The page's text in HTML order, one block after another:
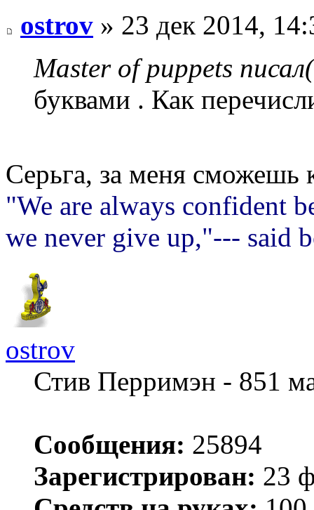
ostrov » 23 дек 2014,
Master of рuppets
буквами . Как
Серьга, за меня сможешь
"We are always confident
we never give up,"--- said
ostrov
Стив Перримэн - 851
Сообщения: 25894
Зарегистрирован: 23